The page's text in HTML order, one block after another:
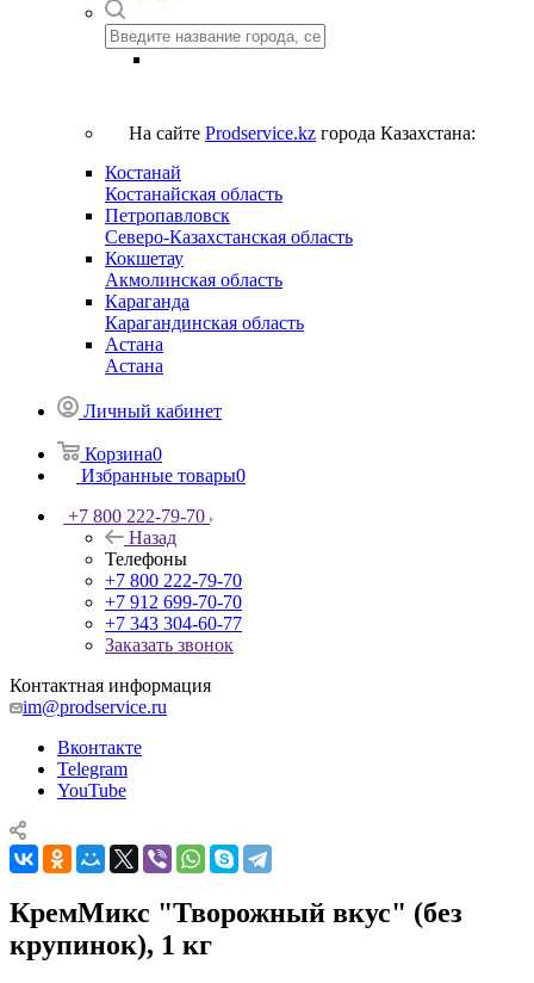
На сайте Prodservice.kz города Казахстана:
Костанай
Костанайская область
Петропавловск
Северо-Казахстанская область
Кокшетау
Акмолинская область
Караганда
Карагандинская область
Астана
Астана
Личный кабинет
Корзина0
Избранные товары0
+7 800 222-79-70
Назад
Телефоны
+7 800 222-79-70
+7 912 699-70-70
+7 343 304-60-77
Заказать звонок
Контактная информация
im@prodservice.ru
Вконтакте
Telegram
YouTube
КремМикс "Творожный вкус" (без
крупинок), 1 кг